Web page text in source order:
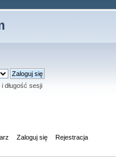
długość sesji
Zaloguj się Rejestracja